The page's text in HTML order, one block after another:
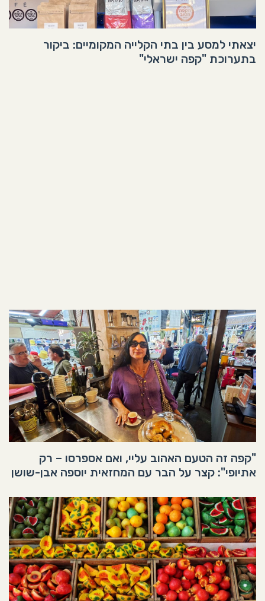
יצאתי למסע בין בתי הקלייה המקומיים: ביקור
בתערוכת "קפה ישראלי"
"קפה זה הטעם האהוב עליי, ואם אספרסו – רק
אתיופי": קצר על הבר עם המחזאית יוספה אבן-שושן